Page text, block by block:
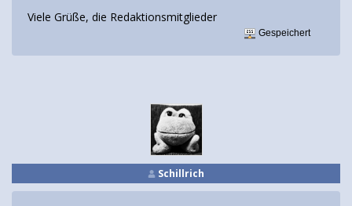
Viele Grüße, die Redaktionsmitglieder
Gespeichert
Schillrich